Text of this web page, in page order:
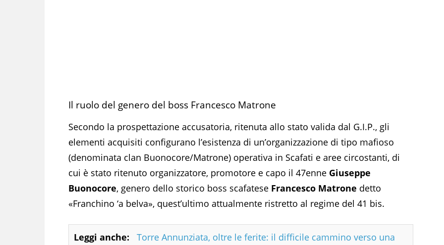
Il ruolo del genero del boss Francesco Matrone
Secondo la prospettazione accusatoria, ritenuta allo stato valida dal G.I.P., gli
elementi acquisiti configurano l’esistenza di un’organizzazione di tipo mafioso
(denominata clan Buonocore/Matrone) operativa in Scafati e aree circostanti, di
cui è stato ritenuto organizzatore, promotore e capo il 47enne Giuseppe
Buonocore, genero dello storico boss scafatese Francesco Matrone detto
«Franchino ‘a belva», quest’ultimo attualmente ristretto al regime del 41 bis.
Leggi anche:
Torre Annunziata, oltre le ferite: il difficile cammino verso una